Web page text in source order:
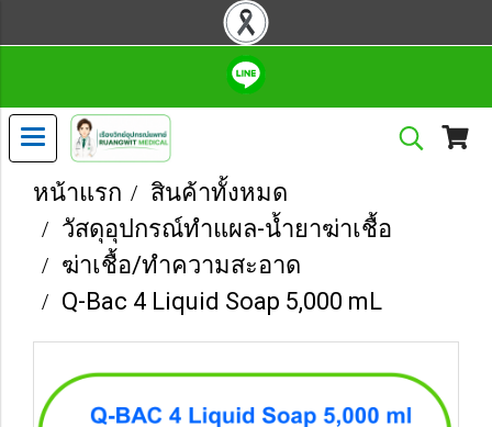
หน้าแรก
สินค้าทั้งหมด
วัสดุอุปกรณ์ทำแผล-น้ำยาฆ่าเชื้อ
ฆ่าเชื้อ/ทำความสะอาด
Q-Bac 4 Liquid Soap 5,000 mL